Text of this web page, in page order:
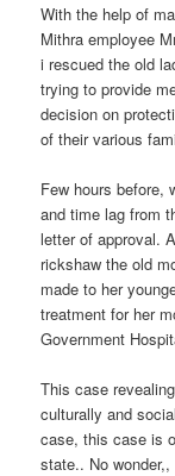
With the help of
Mithra employee
i rescued the old
trying to provide
decision on
of their various
Few hours before,
and time lag from
letter of approval.
rickshaw the old
made to her
treatment for her
Government
This case
culturally and
case, this case is
state.. No wonder,,